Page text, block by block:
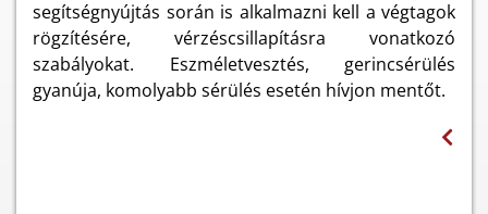
segítségnyújtás során is alkalmazni kell a végtagok
rögzítésére, vérzéscsillapításra vonatkozó
szabályokat. Eszméletvesztés, gerincsérülés
gyanúja, komolyabb sérülés esetén hívjon mentőt.